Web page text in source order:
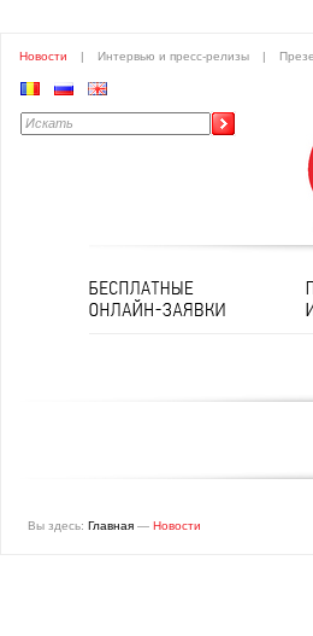
Новости | Интервью и пресс-релизы |
Вы здесь: Главная — Новости